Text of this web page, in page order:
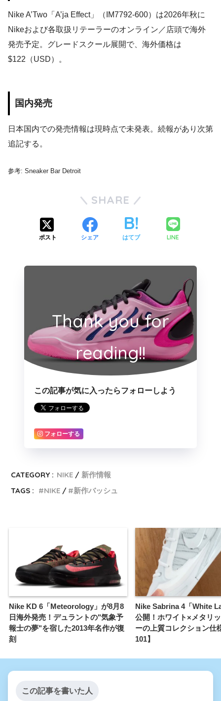
Nike A’Two「A’ja Effect」（IM7792-600）は2026年秋に
Nikeおよび各取扱リテーラーのオンライン／店頭で海外
発売予定。グレードスクール展開で、海外価格は
$122（USD）。
国内発売
日本国内での発売情報は現時点で未発表。続報があり次第
追記する。
参考: Sneaker Bar Detroit
SHARE
ポスト シェア はてブ LINE
Thank you for
reading!!
この記事が気に入ったらフォローしよう
フォローする
CATEGORY : NIKE
新作情報
TAGS :
NIKE 新作バッシュ
Nike KD 6「Meteorology」が8月8
日海外発売！デュラントの"気象予
報士の夢"を宿した2013年名作が復
刻
Nike Sabrina 4「White
公開！ホワイト×メタリ
ーの上質コレクション仕
101】
この記事を書いた人